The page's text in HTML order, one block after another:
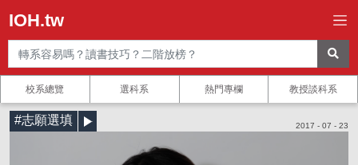
IOH.tw
校系總覽 選科系 熱門專欄 教授談科系
#志願選填 2017 - 07 - 23